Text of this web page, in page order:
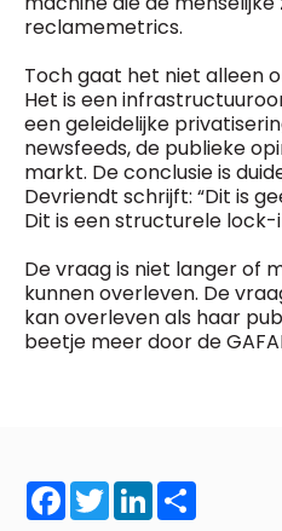
reclamemetrics.
Toch gaat het niet alleen
Het is een
een geleidelijke
newsfeeds, de publieke
markt. De conclusie is
Devriendt schrijft: “Dit is
Dit is een structurele lock-
De vraag is niet langer of
kunnen overleven. De
kan overleven als haar
beetje meer door de
Facebook
TwitterLinkedIn